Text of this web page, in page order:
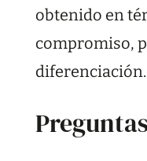
obtenido en
compromiso,
diferenciación.